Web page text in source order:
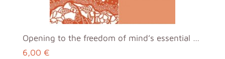
Opening to the freedom of mind’s essential nature MP3
6,00 €